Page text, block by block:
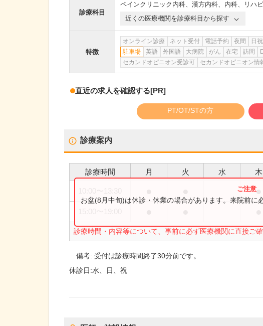
診療科目
ペインクリニック内科、 漢方内科、 内科、 リハ
近くの医療機関を診療科目から探す
特徴
オンライン診療 ネット受付 電話予約 夜間 日祝
駐車場
英語 外国語 大病院 がん 在宅 訪問
セカンドオピニオン受診可
セカンドオピニオン情
直近の求人を確認する[PR]
PT/OT/STの方
診療案内
診療時間 月 火 水 木
●
診療時間・内容等について、事前に必ず医療機関に直接ご確
お盆(8月中旬)は休診・休業の場合があります。来院前に
備考:受付は診療時間終了30分前です。
休診日:水、日、祝